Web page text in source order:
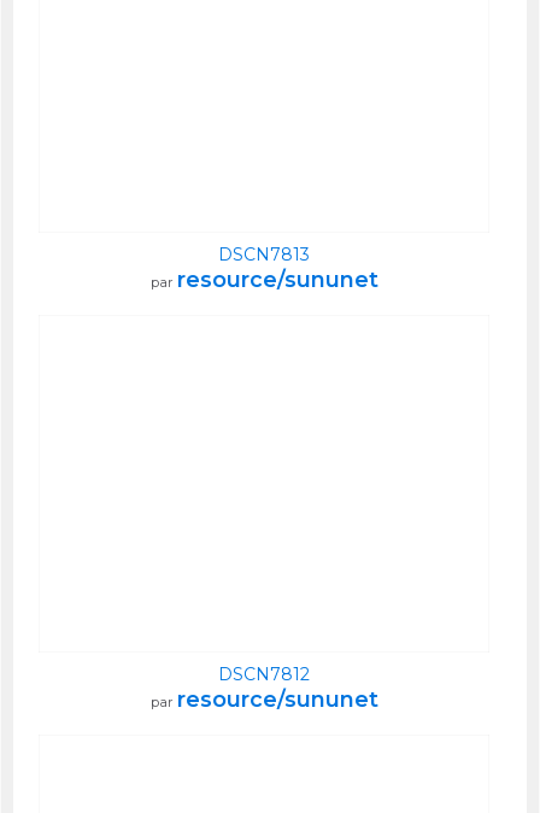
DSCN7813
par resource/sununet
DSCN7812
par resource/sununet